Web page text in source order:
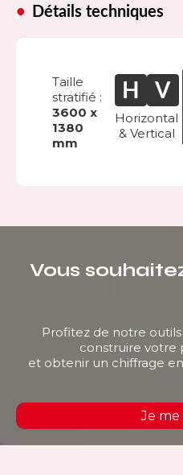
Détails techniques
Taille
stratifié :
3600 x
1380
mm
Horizontal
& Vertical
Vous
Profitez de notre
construire votre
et obtenir un chiffrage
Je me